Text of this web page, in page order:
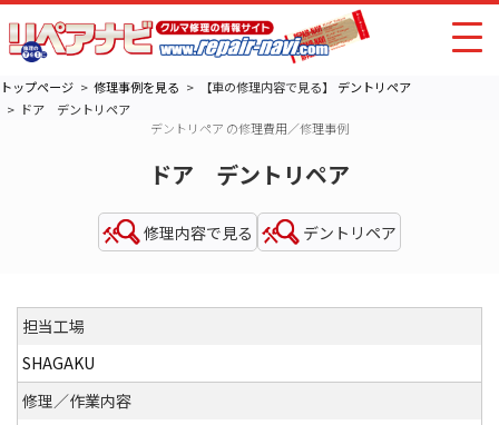
トップページ 修理事例を見る 【車の修理内容で見る】 デントリペア
ドア デントリペア
デントリペア の修理費用／修理事例
ドア デントリペア
修理内容で見る デントリペア
担当工場
SHAGAKU
修理／作業内容